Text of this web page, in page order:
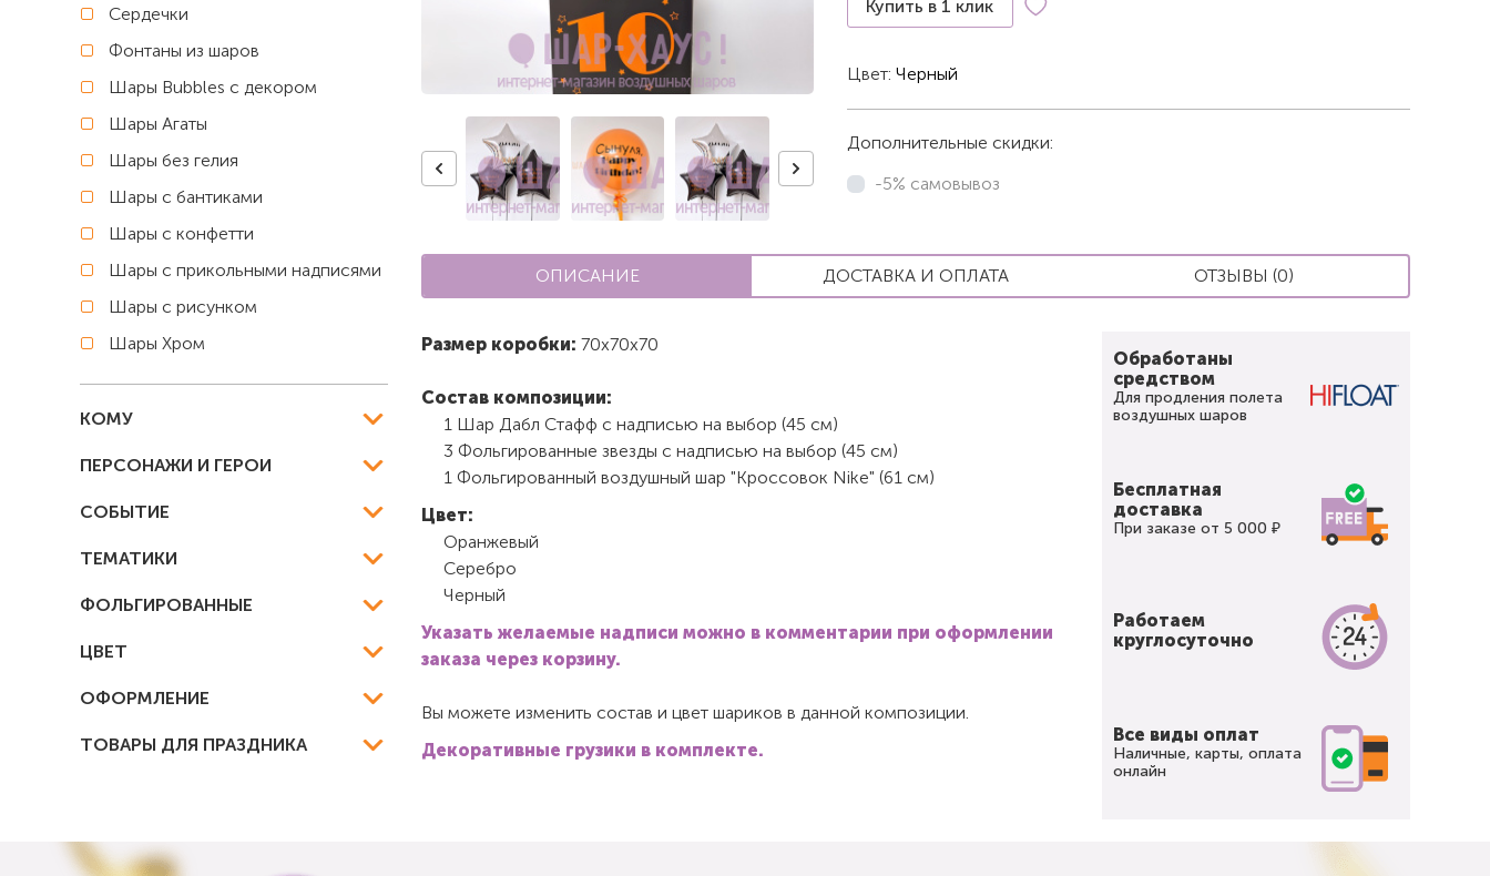
Сердечки
Фонтаны из шаров
Шары Bubbles с декором
Шары Агаты
Шары без гелия
Шары с бантиками
Шары с конфетти
Шары с прикольными надписями
Шары с рисунком
Шары Хром
КОМУ
ПЕРСОНАЖИ И ГЕРОИ
СОБЫТИЕ
ТЕМАТИКИ
ФОЛЬГИРОВАННЫЕ
ЦВЕТ
ОФОРМЛЕНИЕ
ТОВАРЫ ДЛЯ ПРАЗДНИКА
Купить в 1 клик
Цвет: Черный
Дополнительные скидки:
-5% самовывоз
ОПИСАНИЕ ДОСТАВКА И ОПЛАТА ОТЗЫВЫ (0)
Размер коробки: 70х70х70
Состав композиции:
1 Шар Дабл Стафф с надписью на выбор (45 см)
3 Фольгированные звезды с надписью на выбор (45 см)
1 Фольгированный воздушный шар "Кроссовок Nike" (61 см)
Цвет:
Оранжевый
Серебро
Черный
Указать желаемые надписи можно в комментарии при оформлении
заказа через корзину.
Вы можете изменить состав и цвет шариков в данной композиции.
Декоративные грузики в комплекте.
Обработаны
средством
Для продления полета
воздушных шаров
Бесплатная
доставка
При заказе от 5 000 ₽
Работаем
круглосуточно
Все виды оплат
Наличные, карты, оплата
онлайн